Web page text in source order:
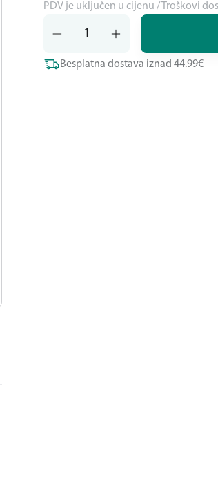
PDV je uključen u cijenu / Troškovi
Besplatna dostava iznad 44.99€